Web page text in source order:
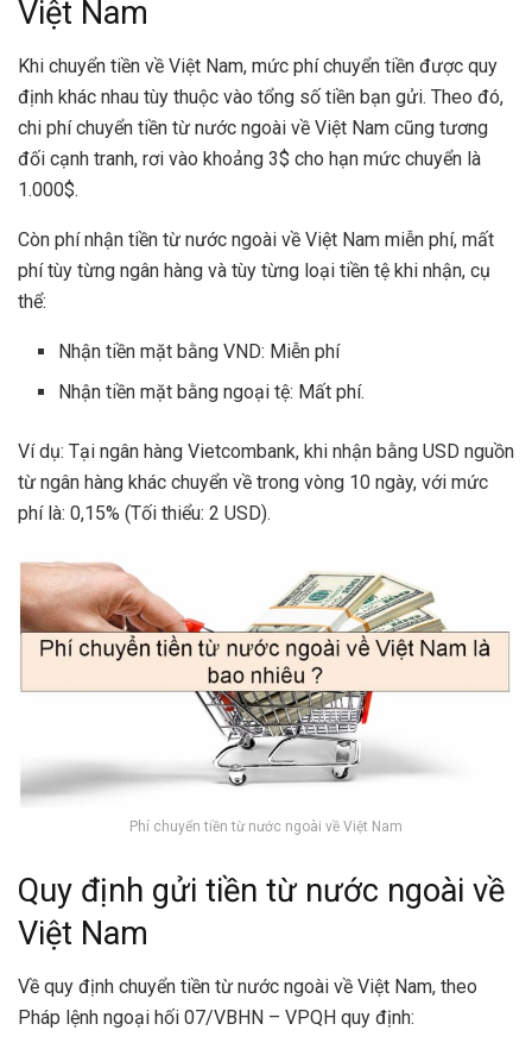
Việt Nam
Khi chuyển tiền về Việt Nam, mức phí chuyển tiền được quy
định khác nhau tùy thuộc vào tổng số tiền bạn gửi. Theo đó,
chi phí chuyển tiền từ nước ngoài về Việt Nam cũng tương
đối cạnh tranh, rơi vào khoảng 3$ cho hạn mức chuyển là
1.000$.
Còn phí nhận tiền từ nước ngoài về Việt Nam miễn phí, mất
phí tùy từng ngân hàng và tùy từng loại tiền tệ khi nhận, cụ
thể:
Nhận tiền mặt bằng VND: Miễn phí
Nhận tiền mặt bằng ngoại tệ: Mất phí.
Ví dụ: Tại ngân hàng Vietcombank, khi nhận bằng USD nguồn
từ ngân hàng khác chuyển về trong vòng 10 ngày, với mức
phí là: 0,15% (Tối thiểu: 2 USD).
Phí chuyển tiền từ nước ngoài về Việt Nam
Quy định gửi tiền từ nước ngoài về
Việt Nam
Về quy định chuyển tiền từ nước ngoài về Việt Nam, theo
Pháp lệnh ngoại hối 07/VBHN – VPQH quy định: